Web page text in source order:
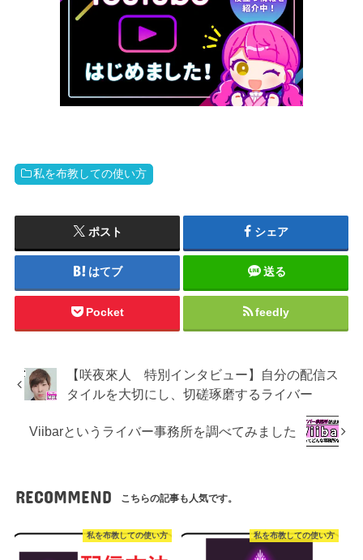
私を布教しての使い方
ポスト シェア
はてブ 送る
Pocket feedly
【咲夜來人 特別インタビュー】自分の配信ス
タイルを大切にし、切磋琢磨するライバー
Viibarというライバー事務所を調べてみました
RECOMMEND こちらの記事も人気です。
私を布教しての使い方 私を布教しての使い方